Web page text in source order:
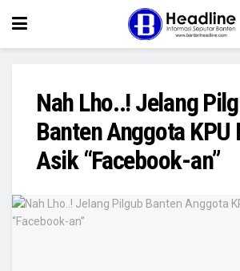
Nah Lho..! Jelang
Banten Anggota KPU
Asik “Facebook-an”